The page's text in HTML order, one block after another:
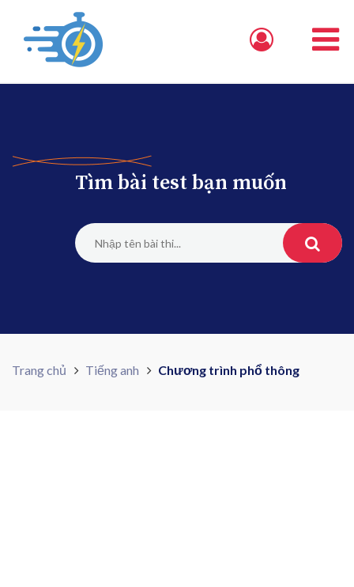
Tìm bài test bạn muốn
Trang chủ Tiếng anh Chương trình phổ thông